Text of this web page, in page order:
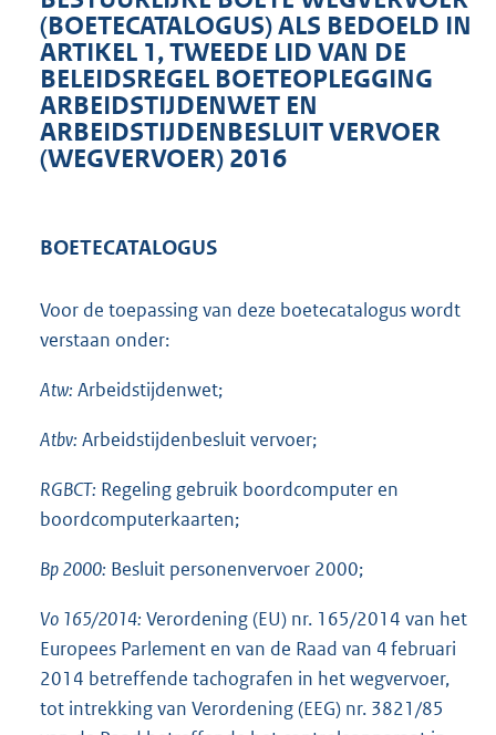
(BOETECATALOGUS) ALS BEDOELD IN
ARTIKEL 1, TWEEDE LID VAN DE
BELEIDSREGEL BOETEOPLEGGING
ARBEIDSTIJDENWET EN
ARBEIDSTIJDENBESLUIT VERVOER
(WEGVERVOER) 2016
BOETECATALOGUS
Voor de toepassing van deze boetecatalogus wordt
verstaan onder:
Atw: Arbeidstijdenwet;
Atbv: Arbeidstijdenbesluit vervoer;
RGBCT: Regeling gebruik boordcomputer en
boordcomputerkaarten;
Bp 2000: Besluit personenvervoer 2000;
Vo 165/2014: Verordening (EU) nr. 165/2014 van het
Europees Parlement en van de Raad van 4 februari
2014 betreffende tachografen in het wegvervoer,
tot intrekking van Verordening (EEG) nr. 3821/85